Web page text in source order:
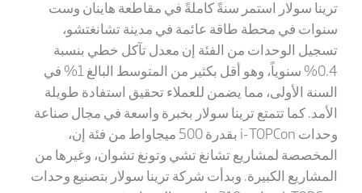
ترينا سولار استمر سنةً كاملةً في مقاطعة هاينان وست
سنوات في محطة طاقة عائمة في مدينة تشانغتشو،
تسجيل الوحدات من الفئة إن معدل تآكل خطي بنسبة
0.4% سنوياً، وهو أقل بكثير من المتوسط البالغ 1% في
السنة الأولى، مما يضمن للعملاء تحقيق استفادة طويلة
الأمد. كما تتمتع ترينا سولار بخبرة واسعة في مجال صناعة
وحدات i-TOPCon
بقدرة 500 ميجاواط من فئة إن،
المخصصة لمشاريع تشانغ تشي وتونغ تشوان، وغيرها من
المشاريع الكبيرة. وبدأت شركة ترينا سولار بتصنيع وحدات